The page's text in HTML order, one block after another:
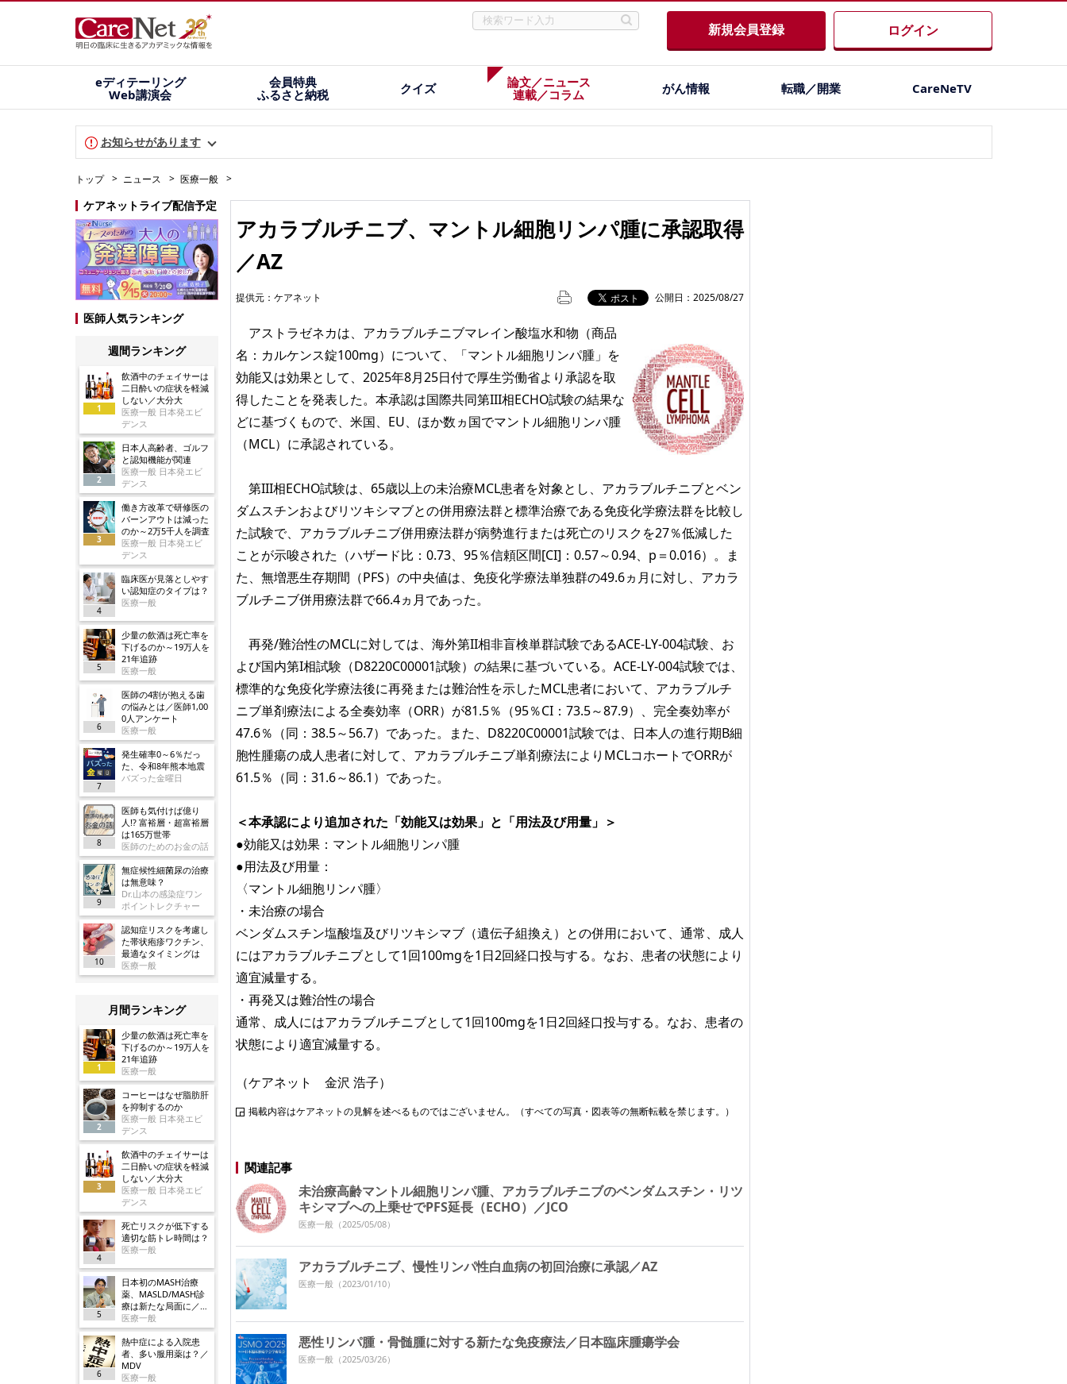
新規会員登録 ログイン
eディテーリング
Web講演会
会員特典
ふるさと納税
クイズ
論文／ニュース
連載／コラム
がん情報 転職／開業 CareNeTV
お知らせがあります
トップ ニュース 医療一般
ケアネットライブ配信予定
医師人気ランキング
週間ランキング
1
飲酒中のチェイサーは
二日酔いの症状を軽減
しない／大分大
医療一般 日本発エビ
デンス
2
日本人高齢者、ゴルフ
と認知機能が関連
医療一般 日本発エビ
デンス
3
働き方改革で研修医の
バーンアウトは減った
のか～2万5千人を調査
医療一般 日本発エビ
デンス
4
臨床医が見落としやす
い認知症のタイプは？
医療一般
5
少量の飲酒は死亡率を
下げるのか～19万人を
21年追跡
医療一般
6
医師の4割が抱える歯
の悩みとは／医師1,00
0人アンケート
医療一般
7
発生確率0～6％だっ
た、令和8年熊本地震
バズった金曜日
8
医師も気付けば億り
人!? 富裕層・超富裕層
は165万世帯
医師のためのお金の話
9
無症候性細菌尿の治療
は無意味？
Dr.山本の感染症ワン
ポイントレクチャー
10
認知症リスクを考慮し
た帯状疱疹ワクチン、
最適なタイミングは
医療一般
月間ランキング
1
少量の飲酒は死亡率を
下げるのか～19万人を
21年追跡
医療一般
2
コーヒーはなぜ脂肪肝
を抑制するのか
医療一般 日本発エビ
デンス
3
飲酒中のチェイサーは
二日酔いの症状を軽減
しない／大分大
医療一般 日本発エビ
デンス
4
死亡リスクが低下する
適切な筋トレ時間は？
医療一般
5
日本初のMASH治療
薬、MASLD/MASH診
療は新たな局面に／ノ
ボ
医療一般
6
熱中症による入院患
者、多い服用薬は？／
MDV
医療一般
アカラブルチニブ、マントル細胞リンパ腫に承認取得
／AZ
提供元： ケアネット 公開日：2025/08/27
アストラゼネカは、アカラブルチニブマレイン酸塩水和物（商品
名：カルケンス錠100mg）について、「マントル細胞リンパ腫」を
効能又は効果として、2025年8月25日付で厚生労働省より承認を取
得したことを発表した。本承認は国際共同第III相ECHO試験の結果な
どに基づくもので、米国、EU、ほか数ヵ国でマントル細胞リンパ腫
（MCL）に承認されている。
第III相ECHO試験は、65歳以上の未治療MCL患者を対象とし、アカラブルチニブとベン
ダムスチンおよびリツキシマブとの併用療法群と標準治療である免疫化学療法群を比較し
た試験で、アカラブルチニブ併用療法群が病勢進行または死亡のリスクを27％低減した
ことが示唆された（ハザード比：0.73、95％信頼区間[CI]：0.57～0.94、p＝0.016）。ま
た、無増悪生存期間（PFS）の中央値は、免疫化学療法単独群の49.6ヵ月に対し、アカラ
ブルチニブ併用療法群で66.4ヵ月であった。
再発/難治性のMCLに対しては、海外第II相非盲検単群試験であるACE-LY-004試験、お
よび国内第I相試験（D8220C00001試験）の結果に基づいている。ACE-LY-004試験では、
標準的な免疫化学療法後に再発または難治性を示したMCL患者において、アカラブルチ
ニブ単剤療法による全奏効率（ORR）が81.5％（95％CI：73.5～87.9）、完全奏効率が
47.6％（同：38.5～56.7）であった。また、D8220C00001試験では、日本人の進行期B細
胞性腫瘍の成人患者に対して、アカラブルチニブ単剤療法によりMCLコホートでORRが
61.5％（同：31.6～86.1）であった。
＜本承認により追加された「効能又は効果」と「用法及び用量」＞
●効能又は効果：マントル細胞リンパ腫
●用法及び用量：
〈マントル細胞リンパ腫〉
・未治療の場合
ベンダムスチン塩酸塩及びリツキシマブ（遺伝子組換え）との併用において、通常、成人
にはアカラブルチニブとして1回100mgを1日2回経口投与する。なお、患者の状態により
適宜減量する。
・再発又は難治性の場合
通常、成人にはアカラブルチニブとして1回100mgを1日2回経口投与する。なお、患者の
状態により適宜減量する。
（ケアネット 金沢 浩子）
掲載内容はケアネットの見解を述べるものではございません。（すべての写真・図表等の無断転載を禁じます。）
関連記事
未治療高齢マントル細胞リンパ腫、アカラブルチニブのベンダムスチン・リツ
キシマブへの上乗せでPFS延長（ECHO）／JCO
医療一般 （2025/05/08）
アカラブルチニブ、慢性リンパ性白血病の初回治療に承認／AZ
医療一般 （2023/01/10）
悪性リンパ腫・骨髄腫に対する新たな免疫療法／日本臨床腫瘍学会
医療一般 （2025/03/26）